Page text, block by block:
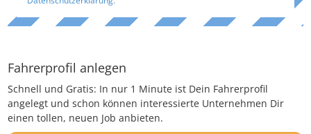
Fahrerprofil anlegen
Schnell und Gratis: In nur 1 Minute ist Dein Fahrerprofil
angelegt und schon können interessierte Unternehmen Dir
einen tollen, neuen Job anbieten.